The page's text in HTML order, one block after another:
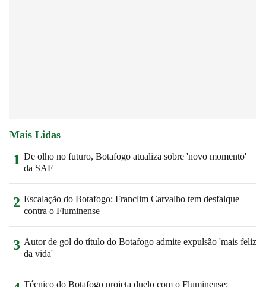
Mais Lidas
1 De olho no futuro, Botafogo atualiza sobre 'novo momento'
da SAF
2 Escalação do Botafogo: Franclim Carvalho tem desfalque
contra o Fluminense
3 Autor de gol do título do Botafogo admite expulsão 'mais feliz
da vida'
Técnico do Botafogo projeta duelo com o Fluminense: